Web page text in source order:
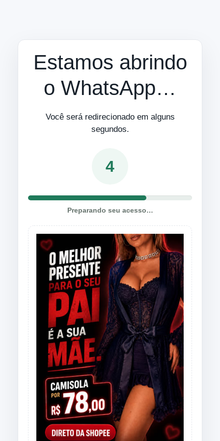
Estamos abrindo
o WhatsApp…
Você será redirecionado em alguns
segundos.
4
Preparando seu acesso…